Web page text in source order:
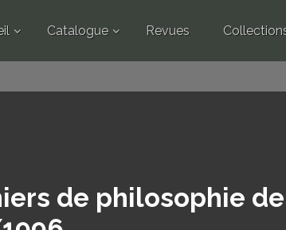
Catalogue Revues
de philosophie